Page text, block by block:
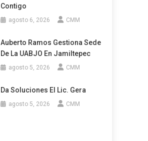
Contigo
agosto 6, 2026 CMM
Auberto Ramos Gestiona Sede
De La UABJO En Jamiltepec
agosto 5, 2026 CMM
Da Soluciones El Lic. Gera
agosto 5, 2026 CMM